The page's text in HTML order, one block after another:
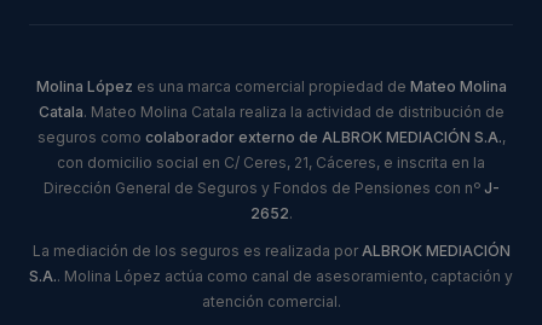
Molina López es una marca comercial propiedad de Mateo Molina
Catala. Mateo Molina Catala realiza la actividad de distribución de
seguros como colaborador externo de ALBROK MEDIACIÓN S.A.,
con domicilio social en C/ Ceres, 21, Cáceres, e inscrita en la
Dirección General de Seguros y Fondos de Pensiones con nº J-
2652.
La mediación de los seguros es realizada por ALBROK MEDIACIÓN
S.A.. Molina López actúa como canal de asesoramiento, captación y
atención comercial.